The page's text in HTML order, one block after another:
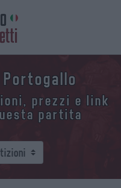
prezzi e link
partita